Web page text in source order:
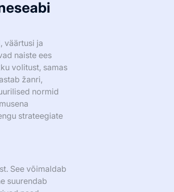
väärtusi ja
naiste ees
volitust, samas
žanri,
normid
strateegiate
See võimaldab
suurendab